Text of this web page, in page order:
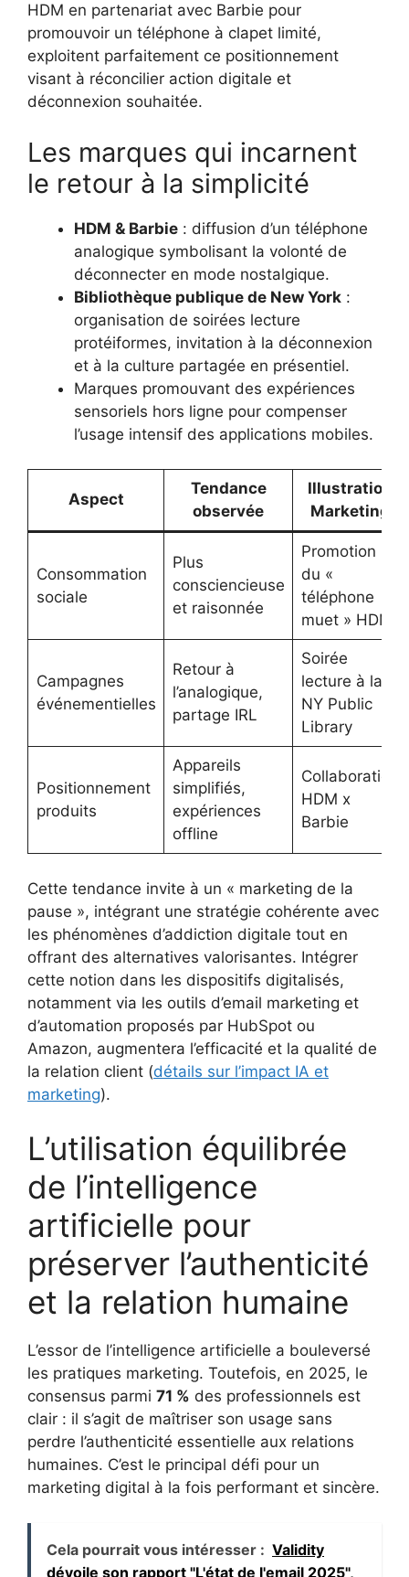
HDM en partenariat avec Barbie pour
promouvoir un téléphone à clapet limité,
exploitent parfaitement ce positionnement
visant à réconcilier action digitale et
déconnexion souhaitée.
Les marques qui incarnent
le retour à la simplicité
HDM & Barbie : diffusion d’un téléphone
analogique symbolisant la volonté de
déconnecter en mode nostalgique.
Bibliothèque publique de New York :
organisation de soirées lecture
protéiformes, invitation à la déconnexion
et à la culture partagée en présentiel.
Marques promouvant des expériences
sensoriels hors ligne pour compenser
l’usage intensif des applications mobiles.
Aspect
Tendance
observée
Illustration
Marketing
Consommation
sociale
Plus
consciencieuse
et raisonnée
Promotion
du «
téléphone
muet » HDM
Campagnes
événementielles
Retour à
l’analogique,
partage IRL
Soirée
lecture à la
NY Public
Library
Positionnement
produits
Appareils
simplifiés,
expériences
offline
Collaboration
HDM x
Barbie
Cette tendance invite à un « marketing de la
pause », intégrant une stratégie cohérente avec
les phénomènes d’addiction digitale tout en
offrant des alternatives valorisantes. Intégrer
cette notion dans les dispositifs digitalisés,
notamment via les outils d’email marketing et
d’automation proposés par HubSpot ou
Amazon, augmentera l’efficacité et la qualité de
la relation client (détails sur l’impact IA et
marketing).
L’utilisation équilibrée
de l’intelligence
artificielle pour
préserver l’authenticité
et la relation humaine
L’essor de l’intelligence artificielle a bouleversé
les pratiques marketing. Toutefois, en 2025, le
consensus parmi 71 % des professionnels est
clair : il s’agit de maîtriser son usage sans
perdre l’authenticité essentielle aux relations
humaines. C’est le principal défi pour un
marketing digital à la fois performant et sincère.
Cela pourrait vous intéresser : Validity
dévoile son rapport "L'état de l'email 2025",